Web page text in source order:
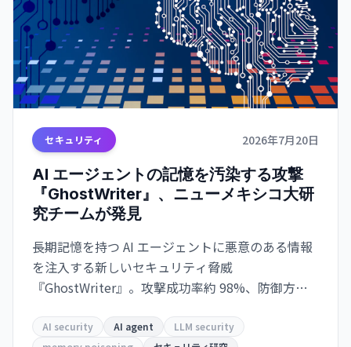
セキュリティ 2026年7月20日
AI エージェントの記憶を汚染する攻撃
『GhostWriter』、ニューメキシコ大研
究チームが発見
長期記憶を持つ AI エージェントに悪意のある情報
を注入する新しいセキュリティ脅威
『GhostWriter』。攻撃成功率約 98%、防御方法
AI security AI agent
LLM security